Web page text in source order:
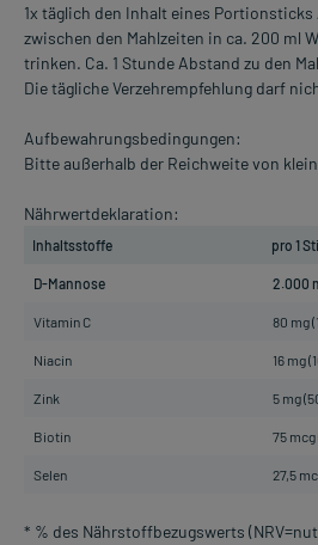
1x täglich den Inhalt eines Portionsticks
zwischen den Mahlzeiten in ca. 200 ml
trinken. Ca. 1 Stunde Abstand zu den
Die tägliche Verzehrempfehlung darf
Aufbewahrungsbedingungen:
Bitte außerhalb der Reichweite von
Nährwertdeklaration:
Inhaltsstoffe pro 1
D-Mannose 2.000
Vitamin C 80 mg
Niacin 16 mg
Zink 5 mg
Biotin 75 mcg
Selen 27,5
* % des Nährstoffbezugswerts